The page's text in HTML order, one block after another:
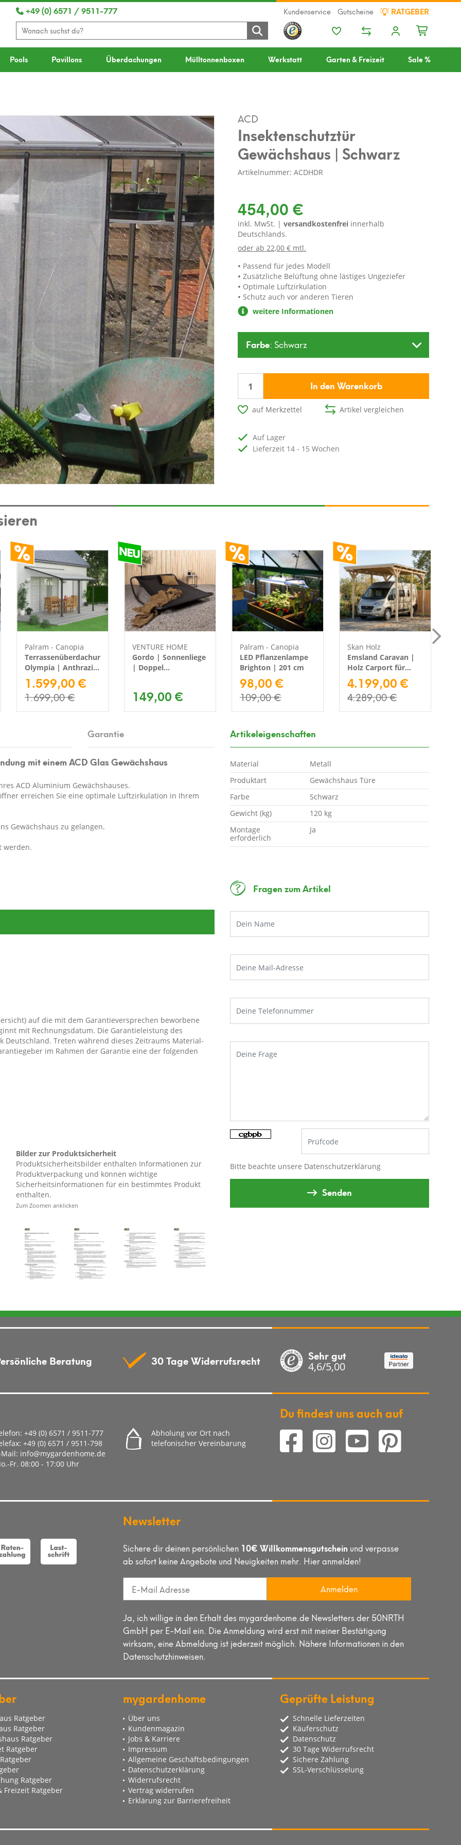
+49 (0) 6571 / 9511-777 Kundenservice Gutscheine RATGEBER
Pools Pavillons Überdachungen Mülltonnenboxen Werkstatt Garten & Freizeit Sale %
ACD
Insektenschutztür
Gewächshaus | Schwarz
Artikelnummer: ACDHDR
454,00 €
inkl. MwSt. |versandkostenfrei innerhalb
Deutschlands.
oder ab 22,00 € mtl.
Passend für jedes Modell
Zusätzliche Belüftung ohne lästiges Ungeziefer
Optimale Luftzirkulation
Schutz auch vor anderen Tieren
weitere Informationen
Farbe: Schwarz
In den Warenkorb
auf Merkzettel Artikel vergleichen
auf Lager
Lieferzeit 14 - 15 Wochen
Palram - Canopia
Terrassenüberdachung
Olympia | Anthrazit
| 295x425x305 cm
1.599,00 €
1.699,00 €
VENTURE HOME
Gordo | Sonnenliege
| Doppel
149,00 €
Palram - Canopia
LED Pflanzenlampe
Brighton | 201 cm
98,00 €
109,00 €
Skan Holz
Emsland Caravan |
Holz Carport für
Wohnmobil |
Bausatz | 4,5x6,5 m
4.199,00 €
4.289,00 €
Garantie
mit einem ACD Glas Gewächshaus
ACD Aluminium Gewächshauses.
erreichen Sie eine optimale Luftzirkulation in Ihrem
Gewächshaus zu gelangen.
werden.
auf die mit dem Garantieversprechen beworbene
mit Rechnungsdatum. Die Garantieleistung des
Treten während dieses Zeitraums Material-
im Rahmen der Garantie eine der folgenden
Artikel (ggf. auch ein Nachfolgemodell, sofern die
des Garantiegebers:
Ware durch
etc.)
dem Garantiegeber die Prüfung des Garantiefalls durch
dieser Rechnungskopie die Garantieleistung ablehnen
der Garantiefrist. Des Weiteren müssen Sie Namen
erfolgt die Garantieabwicklung für Sie frachtfrei.
durch den Garantiegeber erstattet.
etwaig bestehende gesetzliche
Fall an uns im Rahmen der gesetzlichen Gewährleistung
die Garantie in Anspruch genommen wird.
Bilder zur Produktsicherheit
Produktsicherheitsbilder enthalten Informationen zur
Produktverpackung und können wichtige
Sicherheitsinformationen für ein bestimmtes Produkt
enthalten.
Zum Zoomen anklicken
Artikeleigenschaften
Material
Metall
Produktart
Gewächshaus Türe
Farbe
Schwarz
Gewicht (kg)
120 kg
Montage
erforderlich
Ja
Fragen zum Artikel
Bitte beachte unsere Datenschutzerklärung
Senden
Beratung 30 Tage Widerrufsrecht Sehr gut
4,6/5,00
+49 (0) 6571 / 9511-777
+49 (0) 6571 / 9511-798
Mail: info@mygardenhome.de
Fr. 08:00 - 17:00 Uhr
Abholung vor Ort nach
telefonischer Vereinbarung
Du findest uns auch auf
Newsletter
Sichere dir deinen persönlichen 10€ Willkommensgutschein und verpasse
ab sofort keine Angebote und Neuigkeiten mehr. Hier anmelden!
Anmelden
Ja, ich willige in den Erhalt des mygardenhome.de Newsletters der 50NRTH
GmbH per E-Mail ein. Die Anmeldung wird erst mit meiner Bestätigung
wirksam, eine Abmeldung ist jederzeit möglich. Nähere Informationen in den
Datenschutzhinweisen.
Ratgeber
Ratgeber
Ratgeber
Ratgeber
Ratgeber
Freizeit Ratgeber
mygardenhome
Über uns
Kundenmagazin
Jobs & Karriere
Impressum
Allgemeine Geschäftsbedingungen
Datenschutzerklärung
Widerrufsrecht
Vertrag widerrufen
Erklärung zur Barrierefreiheit
Geprüfte Leistung
Schnelle Lieferzeiten
Käuferschutz
Datenschutz
30 Tage Widerrufsrecht
Sichere Zahlung
SSL-Verschlüsselung